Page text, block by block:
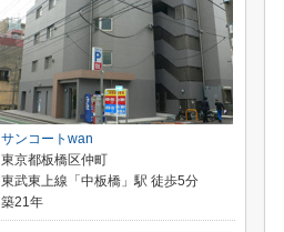
サンコートwan
東京都板橋区仲町
東武東上線「中板橋」駅 徒歩5分
築21年